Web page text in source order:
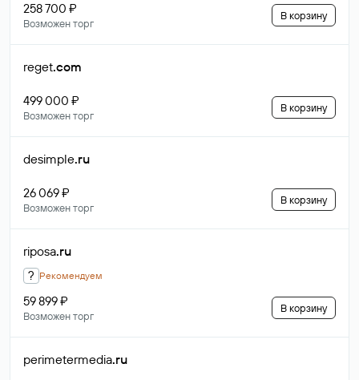
258 700 ₽
Возможен торг
В корзину
reget.com
499 000 ₽
Возможен торг
В корзину
desimple.ru
26 069 ₽
Возможен торг
В корзину
riposa.ru
? Рекомендуем
59 899 ₽
Возможен торг
В корзину
perimetermedia.ru